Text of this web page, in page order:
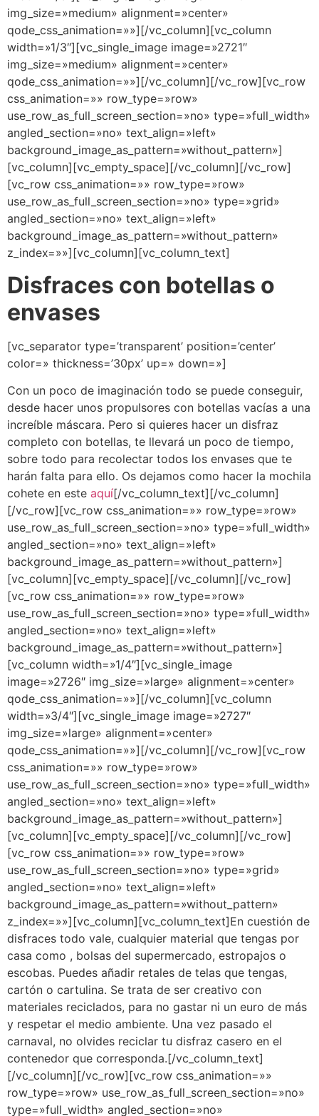
img_size=»medium» alignment=»center»
qode_css_animation=»»][/vc_column][vc_column
width=»1/3″][vc_single_image image=»2721″
img_size=»medium» alignment=»center»
qode_css_animation=»»][/vc_column][/vc_row][vc_row
css_animation=»» row_type=»row»
use_row_as_full_screen_section=»no» type=»full_width»
angled_section=»no» text_align=»left»
background_image_as_pattern=»without_pattern»]
[vc_column][vc_empty_space][/vc_column][/vc_row]
[vc_row css_animation=»» row_type=»row»
use_row_as_full_screen_section=»no» type=»grid»
angled_section=»no» text_align=»left»
background_image_as_pattern=»without_pattern»
z_index=»»][vc_column][vc_column_text]
Disfraces con botellas o
envases
[vc_separator type=’transparent’ position=’center’
color=» thickness=’30px’ up=» down=»]
Con un poco de imaginación todo se puede conseguir,
desde hacer unos propulsores con botellas vacías a una
increíble máscara. Pero si quieres hacer un disfraz
completo con botellas, te llevará un poco de tiempo,
sobre todo para recolectar todos los envases que te
harán falta para ello. Os dejamos como hacer la mochila
cohete en este aquí[/vc_column_text][/vc_column]
[/vc_row][vc_row css_animation=»» row_type=»row»
use_row_as_full_screen_section=»no» type=»full_width»
angled_section=»no» text_align=»left»
background_image_as_pattern=»without_pattern»]
[vc_column][vc_empty_space][/vc_column][/vc_row]
[vc_row css_animation=»» row_type=»row»
use_row_as_full_screen_section=»no» type=»full_width»
angled_section=»no» text_align=»left»
background_image_as_pattern=»without_pattern»]
[vc_column width=»1/4″][vc_single_image
image=»2726″ img_size=»large» alignment=»center»
qode_css_animation=»»][/vc_column][vc_column
width=»3/4″][vc_single_image image=»2727″
img_size=»large» alignment=»center»
qode_css_animation=»»][/vc_column][/vc_row][vc_row
css_animation=»» row_type=»row»
use_row_as_full_screen_section=»no» type=»full_width»
angled_section=»no» text_align=»left»
background_image_as_pattern=»without_pattern»]
[vc_column][vc_empty_space][/vc_column][/vc_row]
[vc_row css_animation=»» row_type=»row»
use_row_as_full_screen_section=»no» type=»grid»
angled_section=»no» text_align=»left»
background_image_as_pattern=»without_pattern»
z_index=»»][vc_column][vc_column_text]En cuestión de
disfraces todo vale, cualquier material que tengas por
casa como , bolsas del supermercado, estropajos o
escobas. Puedes añadir retales de telas que tengas,
cartón o cartulina. Se trata de ser creativo con
materiales reciclados, para no gastar ni un euro de más
y respetar el medio ambiente. Una vez pasado el
carnaval, no olvides reciclar tu disfraz casero en el
contenedor que corresponda.[/vc_column_text]
[/vc_column][/vc_row][vc_row css_animation=»»
row_type=»row» use_row_as_full_screen_section=»no»
type=»full_width» angled_section=»no»